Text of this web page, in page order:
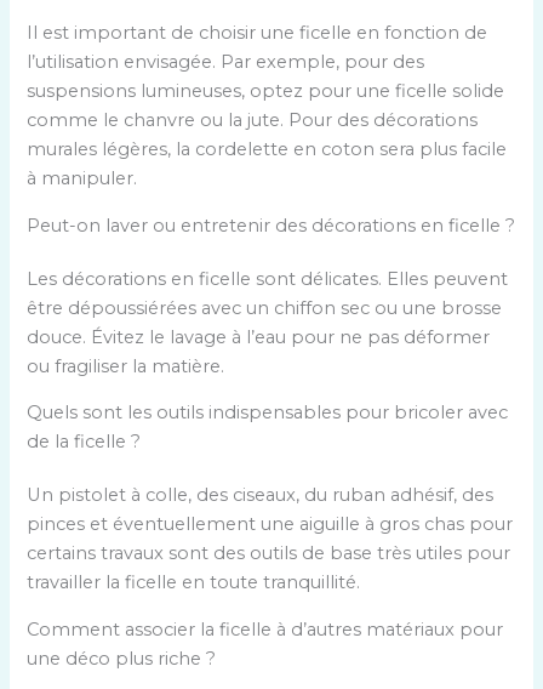
é
p
o
n
s
e
o
r
l
a
q
u
e
t
i
o
n
u
n
e
r
é
p
o
s
e
p
o
r
l
t
i
o
n
n
e
z
n
n
s
p
o
u
r
Il est important de choisir une ficelle en fonction de
l’utilisation envisagée. Par exemple, pour des
suspensions lumineuses, optez pour une ficelle solide
comme le chanvre ou la jute. Pour des décorations
murales légères, la cordelette en coton sera plus facile
à manipuler.
Peut-on laver ou entretenir des décorations en ficelle ?
Les décorations en ficelle sont délicates. Elles peuvent
être dépoussiérées avec un chiffon sec ou une brosse
douce. Évitez le lavage à l’eau pour ne pas déformer
ou fragiliser la matière.
Quels sont les outils indispensables pour bricoler avec
de la ficelle ?
Un pistolet à colle, des ciseaux, du ruban adhésif, des
pinces et éventuellement une aiguille à gros chas pour
certains travaux sont des outils de base très utiles pour
travailler la ficelle en toute tranquillité.
Comment associer la ficelle à d’autres matériaux pour
une déco plus riche ?